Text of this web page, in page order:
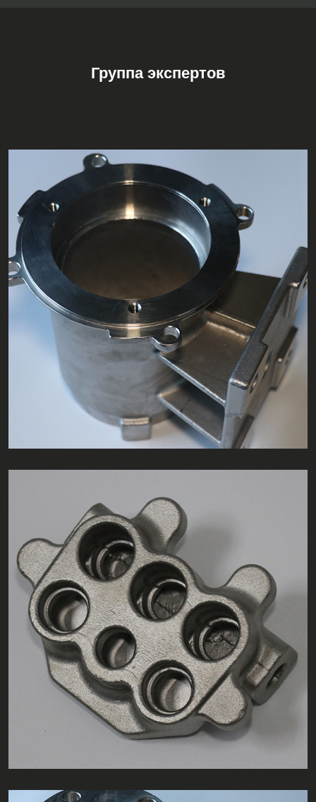
Группа экспертов